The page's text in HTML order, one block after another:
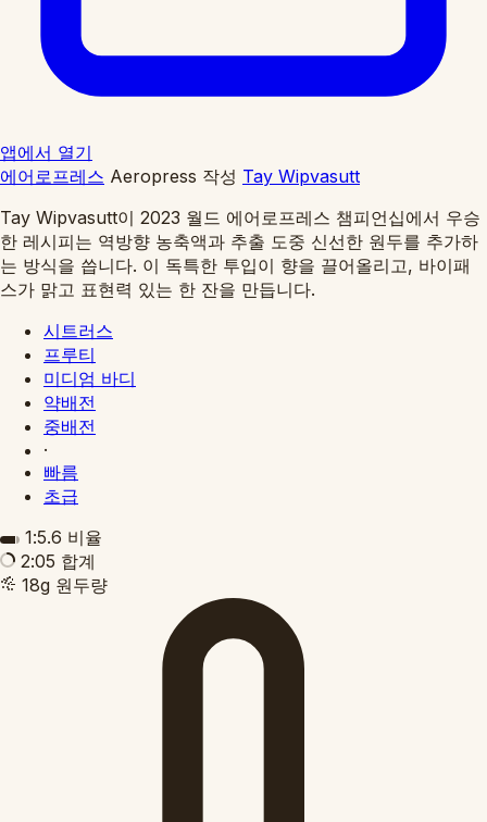
앱에서 열기
에어로프레스 Aeropress 작성 Tay Wipvasutt
Tay Wipvasutt이 2023 월드 에어로프레스 챔피언십에서 우승
한 레시피는 역방향 농축액과 추출 도중 신선한 원두를 추가하
는 방식을 씁니다. 이 독특한 투입이 향을 끌어올리고, 바이패
스가 맑고 표현력 있는 한 잔을 만듭니다.
시트러스
프루티
미디엄 바디
약배전
중배전
·
빠름
초급
1:5.6 비율
2:05 합계
18g 원두량